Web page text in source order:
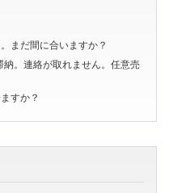
まだ間に合いますか？
。連絡が取れません。任意売
すか？